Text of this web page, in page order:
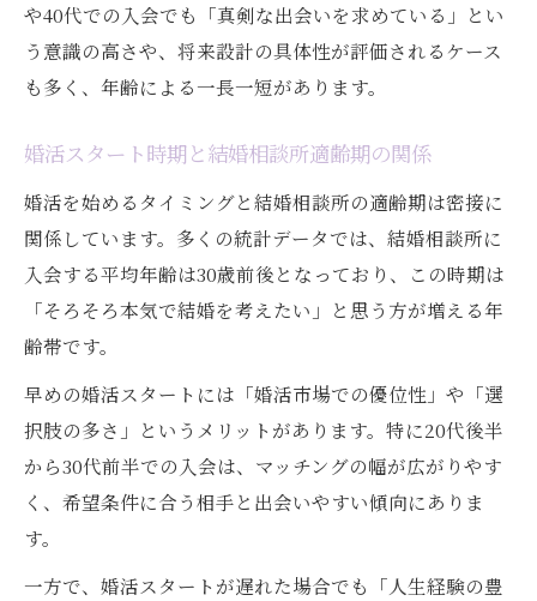
や40代での入会でも「真剣な出会いを求めている」とい
う意識の高さや、将来設計の具体性が評価されるケース
も多く、年齢による一長一短があります。
婚活スタート時期と結婚相談所適齢期の関係
婚活を始めるタイミングと結婚相談所の適齢期は密接に
関係しています。多くの統計データでは、結婚相談所に
入会する平均年齢は30歳前後となっており、この時期は
「そろそろ本気で結婚を考えたい」と思う方が増える年
齢帯です。
早めの婚活スタートには「婚活市場での優位性」や「選
択肢の多さ」というメリットがあります。特に20代後半
から30代前半での入会は、マッチングの幅が広がりやす
く、希望条件に合う相手と出会いやすい傾向にありま
す。
一方で、婚活スタートが遅れた場合でも「人生経験の豊